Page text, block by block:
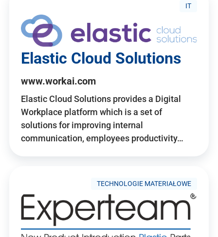
IT
Elastic Cloud Solutions
www.workai.com
Elastic Cloud Solutions provides a Digital
Workplace platform which is a set of
solutions for improving internal
communication, employees productivity…
TECHNOLOGIE MATERIAŁOWE